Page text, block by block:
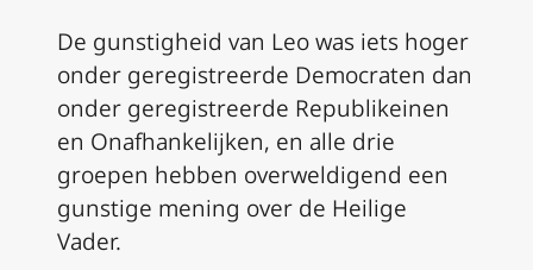
De gunstigheid van Leo was iets hoger
onder geregistreerde Democraten dan
onder geregistreerde Republikeinen
en Onafhankelijken, en alle drie
groepen hebben overweldigend een
gunstige mening over de Heilige
Vader.